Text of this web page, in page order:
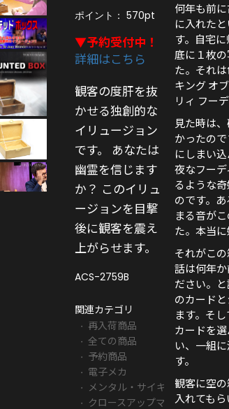
ポイント：570pt
▼予約受付中！
詳細はこちら
観客の度肝を抜
かせる独創的な
イリュージョン
です。
あなたは
幽霊を信じます
か？ このイリュ
ージョンを目撃
後に観客を震え
上がらせます。
ACS-2759B
関連カテゴリ
再入荷商品
全ての商品
予約商品
電子メカ
メンタル・サイキック
クロースアップマジック
何年も前
に入れた
す。自宅
底に１枚
た。それ
キング オ
リィ フー
見た時は
かったの
にしまい
夜なフー
るような
のです。
まる音が
た。本当
それがこ
話は何年
ださい。
のカード
ます。そ
カードを
い、一組
す。
観客に空
入れても